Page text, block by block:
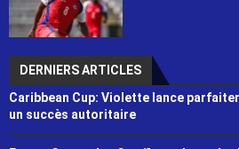
DERNIERS ARTICLES
Caribbean Cup: Violette lance
un succès autoritaire